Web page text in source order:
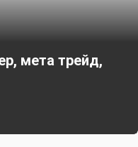
мета трейд,